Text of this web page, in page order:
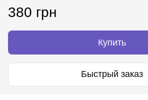
380 грн
Купить
Быстрый заказ